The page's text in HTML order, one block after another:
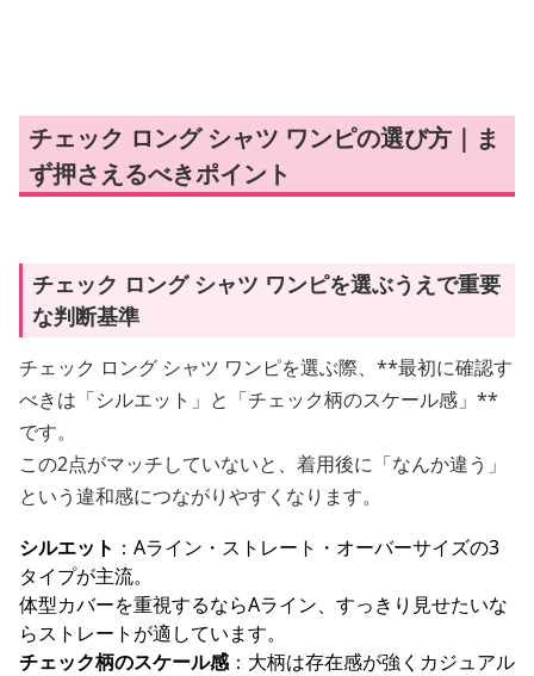
チェック ロング シャツ ワンピの選び方｜ま
ず押さえるべきポイント
チェック ロング シャツ ワンピを選ぶうえで重要
な判断基準
チェック ロング シャツ ワンピを選ぶ際、**最初に確認す
べきは「シルエット」と「チェック柄のスケール感」**
です。
この2点がマッチしていないと、着用後に「なんか違う」
という違和感につながりやすくなります。
シルエット ：Aライン・ストレート・オーバーサイズの3
タイプが主流。
体型カバーを重視するならAライン、すっきり見せたいな
らストレートが適しています。
チェック柄のスケール感：大柄は存在感が強くカジュアル